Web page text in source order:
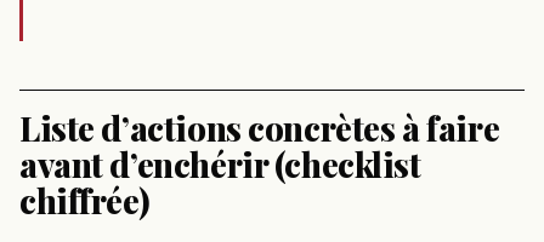
Liste d’actions concrètes à faire
avant d’enchérir (checklist
chiffrée)